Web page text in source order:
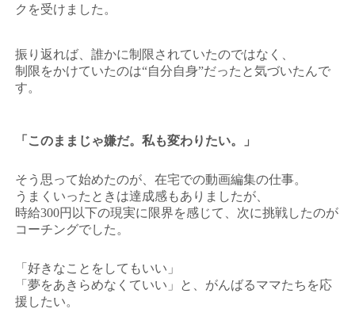
クを受けました。
振り返れば、誰かに制限されていたのではなく、
制限をかけていたのは“自分自身”だったと気づいたんで
す。
「このままじゃ嫌だ。私も変わりたい。」
そう思って始めたのが、在宅での動画編集の仕事。
うまくいったときは達成感もありましたが、
時給300円以下の現実に限界を感じて、次に挑戦したのが
コーチングでした。
「好きなことをしてもいい」
「夢をあきらめなくていい」と、がんばるママたちを応
援したい。